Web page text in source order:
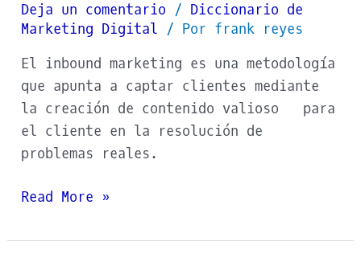
Deja un comentario / Diccionario de
Marketing Digital / Por frank reyes
El inbound marketing es una metodología
que apunta a captar clientes mediante
la creación de contenido valioso para
el cliente en la resolución de
problemas reales.
Inbound
Marketing
Read More »